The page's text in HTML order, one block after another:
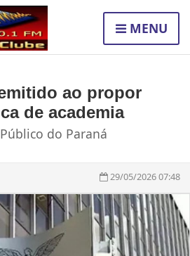
MENU
ao propor
de academia
do Paraná
29/05/2026 07:48